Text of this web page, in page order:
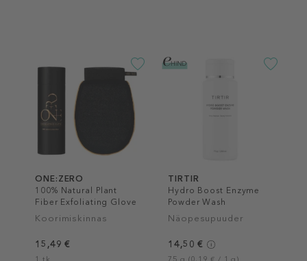
ONE:ZERO
100% Natural Plant
Fiber Exfoliating Glove
Koorimiskinnas
15,49 €
TIRTIR
Hydro Boost Enzyme
Powder Wash
Näopesupuuder
14,50 €